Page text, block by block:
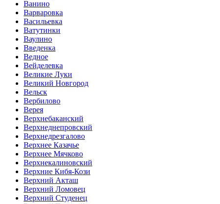
Ванино
Варваровка
Васильевка
Ватутинки
Ваулино
Введенка
Ведное
Вейделевка
Великие Луки
Великий Новгород
Вельск
Вербилово
Верея
Верхнебаканский
Верхнеднепровский
Верхнедрезгалово
Верхнее Казачье
Верхнее Мячково
Верхнекалиновский
Верхние Кибя-Кози
Верхний Акташ
Верхний Ломовец
Верхний Студенец